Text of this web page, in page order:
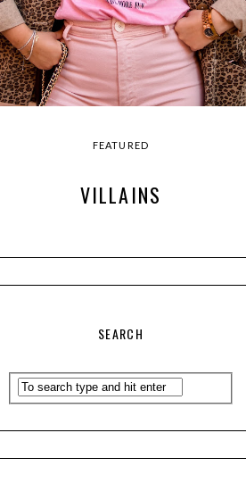
FEATURED
VILLAINS
SEARCH